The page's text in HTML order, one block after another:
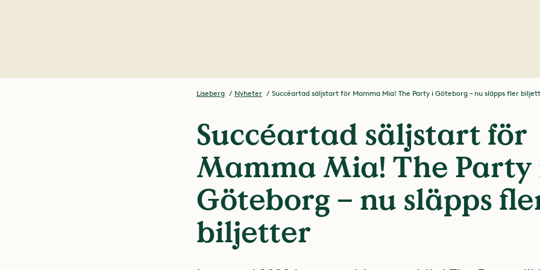
Liseberg Nyheter Succéartad säljstart för Mamma Mia! The Party i Göteborg – nu släpps fler
Succéartad säljstart för
Mamma Mia! The Party
Göteborg – nu släpps
biljetter